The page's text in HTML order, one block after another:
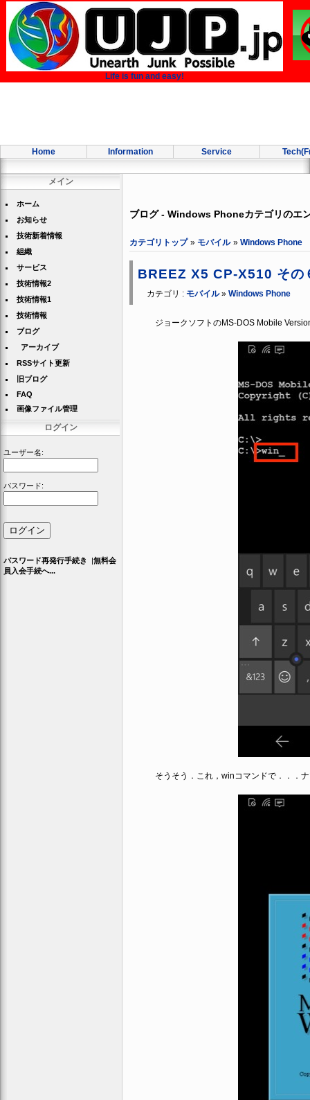
Life is fun and easy!
Home Information Service
メイン
ホーム
お知らせ
技術新着情報
組織
サービス
技術情報2
技術情報1
技術情報
ブログ
アーカイブ
RSSサイト更新
旧ブログ
FAQ
画像ファイル管理
ログイン
ユーザー名:
パスワード:
パスワード再発行手続き |無料会
員入会手続へ...
ブログ - Windows Phoneカテゴリのエ
カテゴリトップ » モバイル »Windows Phone
BREEZ X5 CP-X510 そ
カテゴリ : モバイル» Windows Phone
ジョークソフトのMS-DOS Mobile
そうそう．これ，winコマンドで．．．